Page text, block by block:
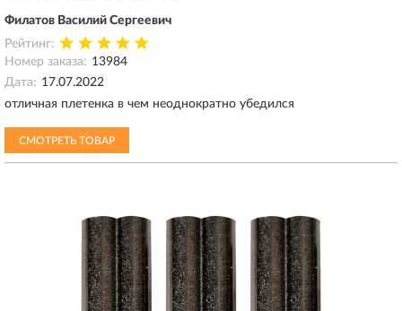
Филатов Василий Сергеевич
Рейтинг:
Номер заказа: 13984
Дата: 17.07.2022
отличная плетенка в чем неоднократно убедился
СМОТРЕТЬ ТОВАР